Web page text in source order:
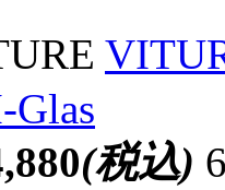
Glas
(税込)